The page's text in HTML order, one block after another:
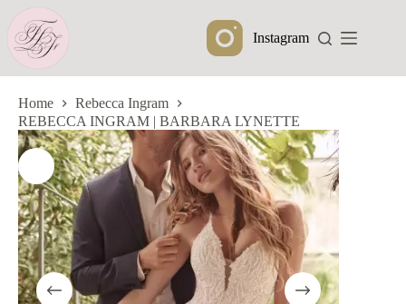
naar
inhoud
Instagram
Home
Rebecca Ingram
REBECCA INGRAM | BARBARA LYNETTE